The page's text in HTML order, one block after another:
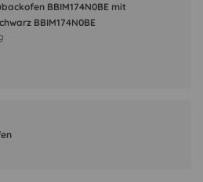
BBIM174N0BE mit
BBIM174N0BE